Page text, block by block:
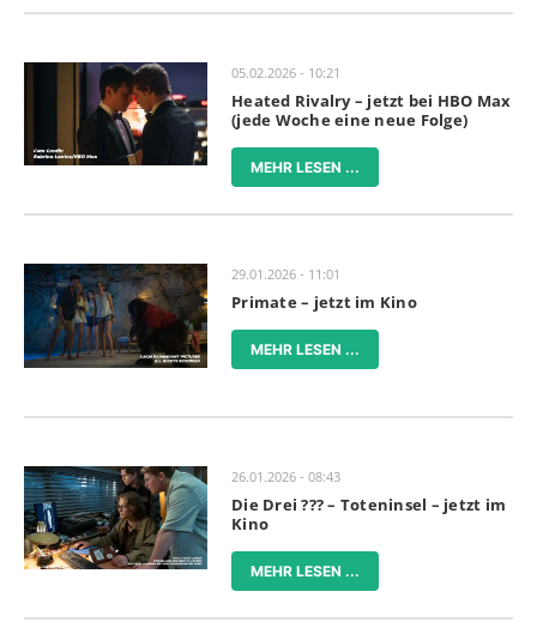
05.02.2026 - 10:21
Heated Rivalry – jetzt bei HBO Max
(jede Woche eine neue Folge)
MEHR LESEN ...
29.01.2026 - 11:01
Primate – jetzt im Kino
MEHR LESEN ...
26.01.2026 - 08:43
Die Drei ??? – Toteninsel – jetzt im
Kino
MEHR LESEN ...